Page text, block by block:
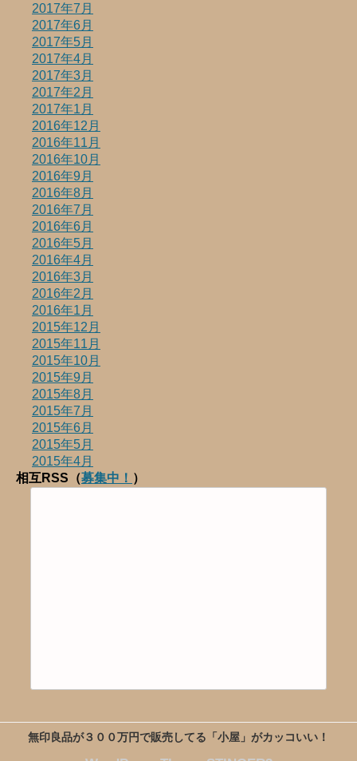
2017年7月
2017年6月
2017年5月
2017年4月
2017年3月
2017年2月
2017年1月
2016年12月
2016年11月
2016年10月
2016年9月
2016年8月
2016年7月
2016年6月
2016年5月
2016年4月
2016年3月
2016年2月
2016年1月
2015年12月
2015年11月
2015年10月
2015年9月
2015年8月
2015年7月
2015年6月
2015年5月
2015年4月
相互RSS（募集中！ ）
無印良品が３００万円で販売してる「小屋」がカッコいい！